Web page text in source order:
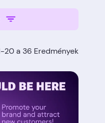
20 a 36 Eredmények